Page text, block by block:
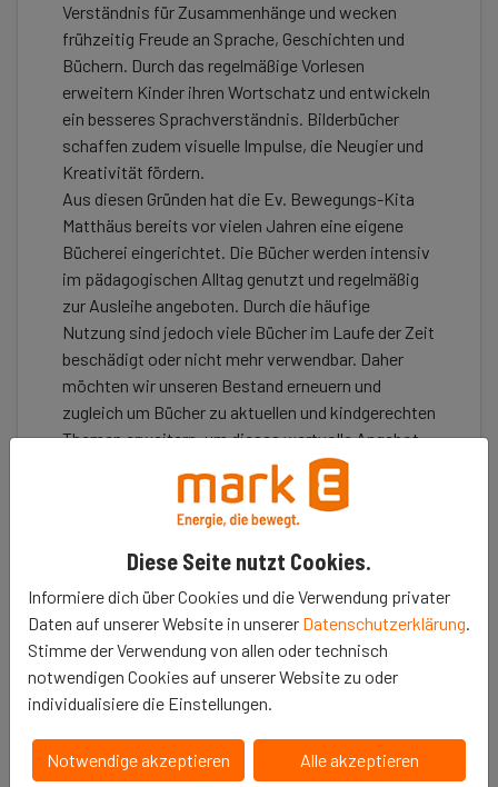
Diese Seite nutzt Cookies.
Informiere dich über Cookies und die Verwendung privater
Daten auf unserer Website in unserer Datenschutzerklärung.
Stimme der Verwendung von allen oder technisch
notwendigen Cookies auf unserer Website zu oder
individualisiere die Einstellungen.
Notwendige akzeptieren
Alle akzeptieren
Verständnis für Zusammenhänge und wecken
frühzeitig Freude an Sprache, Geschichten und
Büchern. Durch das regelmäßige Vorlesen
erweitern Kinder ihren Wortschatz und entwickeln
ein besseres Sprachverständnis. Bilderbücher
schaffen zudem visuelle Impulse, die Neugier und
Kreativität fördern.
Aus diesen Gründen hat die Ev. Bewegungs-Kita
Matthäus bereits vor vielen Jahren eine eigene
Bücherei eingerichtet. Die Bücher werden intensiv
im pädagogischen Alltag genutzt und regelmäßig
zur Ausleihe angeboten. Durch die häufige
Nutzung sind jedoch viele Bücher im Laufe der Zeit
beschädigt oder nicht mehr verwendbar. Daher
möchten wir unseren Bestand erneuern und
zugleich um Bücher zu aktuellen und kindgerechten
Themen erweitern, um dieses wertvolle Angebot
für die Kinder weiterhin aufrechterhalten zu
Erzähle es deinen Freunden